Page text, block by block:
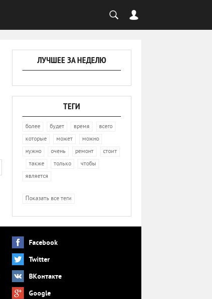
ЛУЧШЕЕ ЗА НЕДЕЛЮ
ТЕГИ
более будет время всего
которые может можно
нужно очень ремонт стоит
также только чтобы
является
Показать все теги
Facebook
Twitter
ВКонтакте
Google